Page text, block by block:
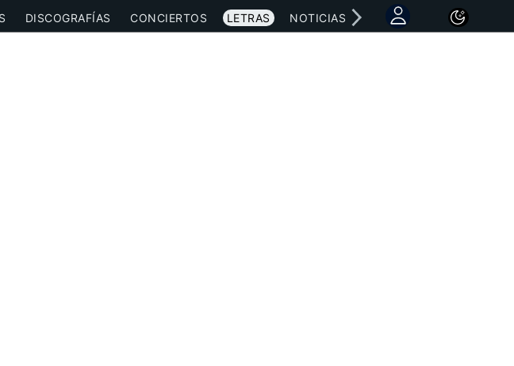
DISCOGRAFÍAS CONCIERTOS LETRAS NOTICIAS